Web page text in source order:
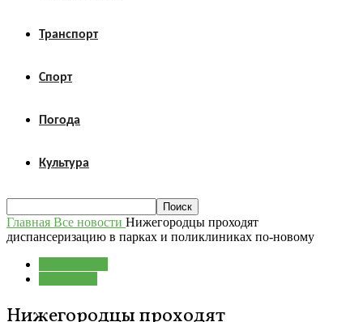
Транспорт
Спорт
Погода
Культура
Главная Все новости Нижегородцы проходят
диспансеризацию в парках и поликлиниках по-новому
Нижегородцы проходят